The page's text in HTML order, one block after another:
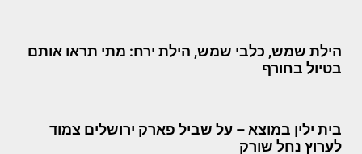
הילת שמש, כלבי שמש, הילת ירח: מתי תראו אותם
בטיול בחורף
בית ילין במוצא – על שביל פארק ירושלים צמוד
לערוץ נחל שורק